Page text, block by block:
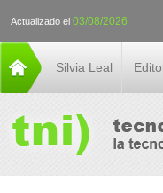
Actualizado el 03/08/2026
Silvia Leal